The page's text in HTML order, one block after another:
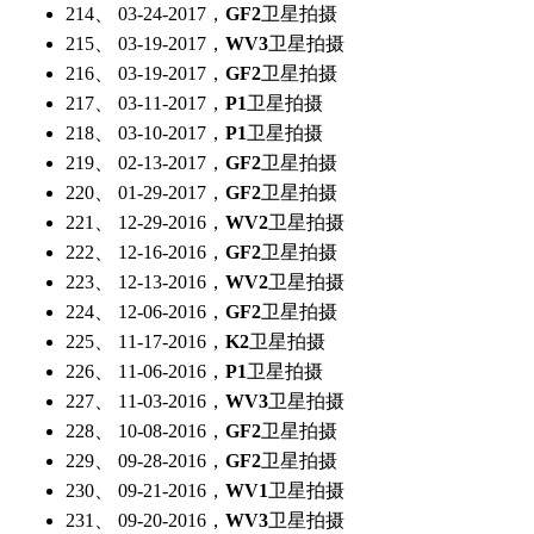
214、 03-24-2017， GF2卫星拍摄
215、 03-19-2017， WV3卫星拍摄
216、 03-19-2017， GF2卫星拍摄
217、 03-11-2017， P1卫星拍摄
218、 03-10-2017， P1卫星拍摄
219、 02-13-2017， GF2卫星拍摄
220、 01-29-2017， GF2卫星拍摄
221、 12-29-2016， WV2卫星拍摄
222、 12-16-2016， GF2卫星拍摄
223、 12-13-2016， WV2卫星拍摄
224、 12-06-2016， GF2卫星拍摄
225、 11-17-2016， K2卫星拍摄
226、 11-06-2016， P1卫星拍摄
227、 11-03-2016， WV3卫星拍摄
228、 10-08-2016， GF2卫星拍摄
229、 09-28-2016， GF2卫星拍摄
230、 09-21-2016， WV1卫星拍摄
231、 09-20-2016， WV3卫星拍摄